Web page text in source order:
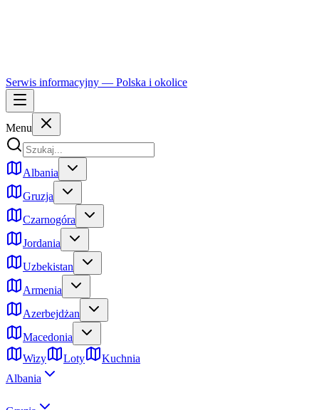
Serwis informacyjny — Polska i okolice
Menu
Albania
Gruzja
Czarnogóra
Jordania
Uzbekistan
Armenia
Azerbejdżan
Macedonia
Wizy
Loty
Kuchnia
Albania